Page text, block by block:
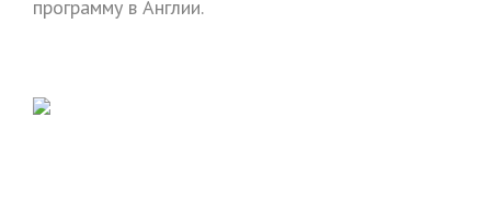
программу в Англии.